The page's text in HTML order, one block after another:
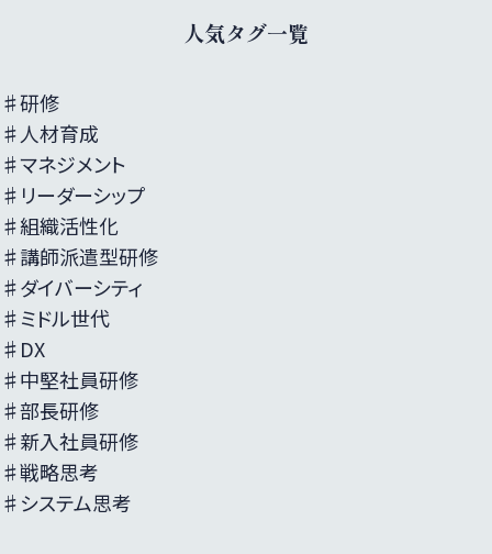
人気タグ一覧
♯研修
♯人材育成
♯マネジメント
♯リーダーシップ
♯組織活性化
♯講師派遣型研修
♯ダイバーシティ
♯ミドル世代
♯DX
♯中堅社員研修
♯部長研修
♯新入社員研修
♯戦略思考
♯システム思考